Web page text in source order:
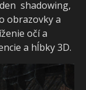
shadowing,
obrazovky a
očí a
a hĺbky 3D.